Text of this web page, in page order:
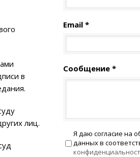
в
лиц.
Email *
Сообщение *
Я даю согласие на
данных в